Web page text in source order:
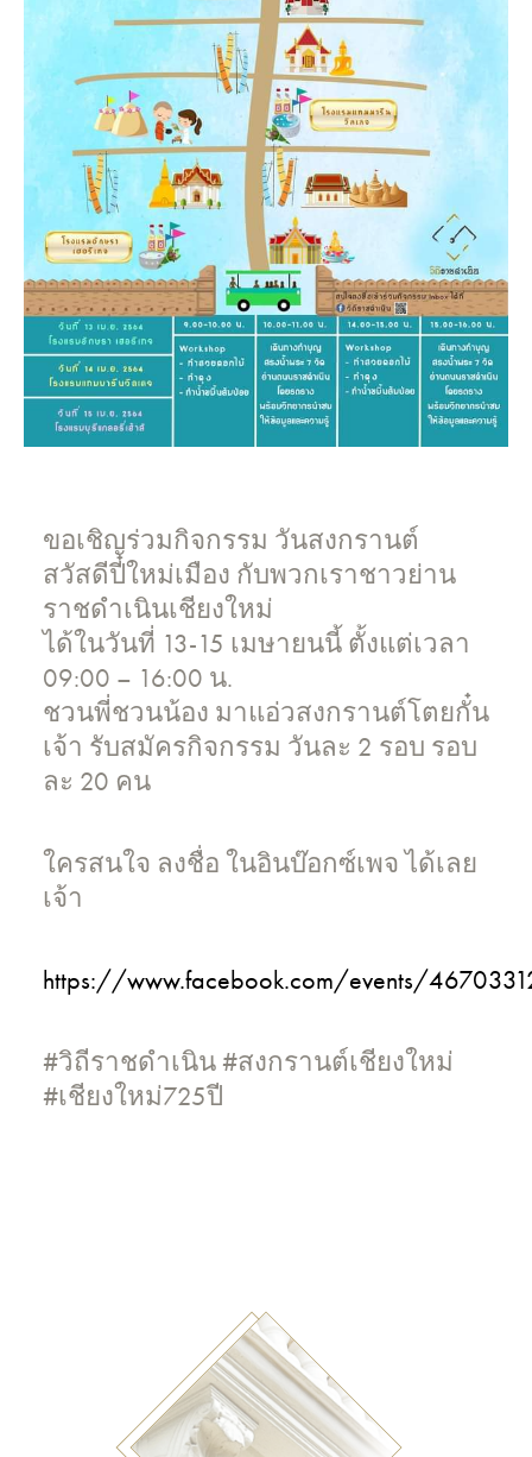
ขอเชิญร่วมกิจกรรม วันสงกรานต์
สวัสดีปี๋ใหม่เมือง กับพวกเราชาวย่าน
ราชดำเนินเชียงใหม่
ได้ในวันที่ 13-15 เมษายนนี้ ตั้งแต่เวลา
09:00 – 16:00 น.
ชวนพี่ชวนน้อง มาแอ่วสงกรานต์โตยกั๋น
เจ้า รับสมัครกิจกรรม วันละ 2 รอบ รอบ
ละ 20 คน
ใครสนใจ ลงชื่อ ในอินบ๊อกซ์เพจ ได้เลย
เจ้า
https://www.facebook.com/events/
#วิถีราชดำเนิน #สงกรานต์เชียงใหม่
#เชียงใหม่725ปี